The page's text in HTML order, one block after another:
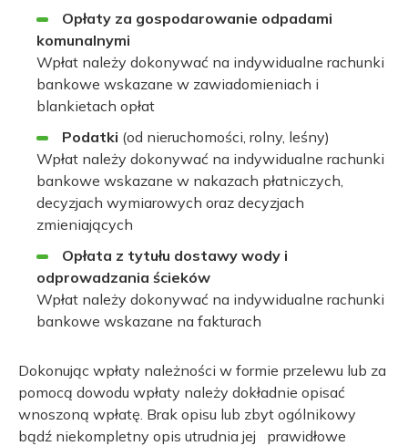
Opłaty za gospodarowanie odpadami
komunalnymi
Wpłat należy dokonywać na indywidualne rachunki
bankowe wskazane w zawiadomieniach i
blankietach opłat
Podatki (od nieruchomości, rolny, leśny)
Wpłat należy dokonywać na indywidualne rachunki
bankowe wskazane w nakazach płatniczych,
decyzjach wymiarowych oraz decyzjach
zmieniających
Opłata z tytułu dostawy wody i
odprowadzania ścieków
Wpłat należy dokonywać na indywidualne rachunki
bankowe wskazane na fakturach
Dokonując wpłaty należności w formie przelewu lub za
pomocą dowodu wpłaty należy dokładnie opisać
wnoszoną wpłatę. Brak opisu lub zbyt ogólnikowy
bądź niekompletny opis utrudnia jej prawidłowe